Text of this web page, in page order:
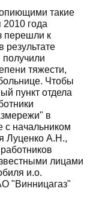
такие
года
перешли к
результате
тяжести,
Чтобы
пункт отдела
в
с начальником
Луценко А.Н.,
лицами
и.о.
"Винницагаз"